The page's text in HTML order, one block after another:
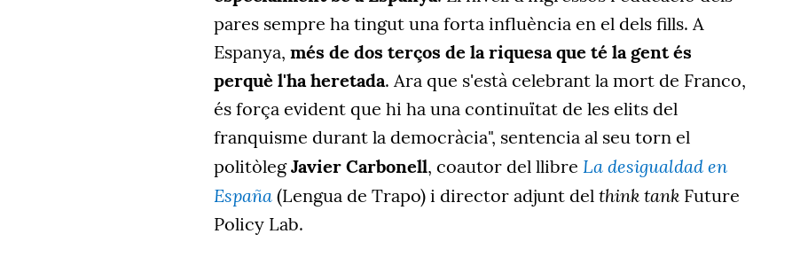
pares sempre ha tingut una forta influència en el dels fills. A
Espanya, més de dos terços de la riquesa que té la gent és
perquè l'ha heretada. Ara que s'està celebrant la mort de Franco,
és força evident que hi ha una continuïtat de les elits del
franquisme durant la democràcia", sentencia al seu torn el
politòlegJavier Carbonell, coautor del llibre La desigualdad en
España (Lengua de Trapo) i director adjunt del think tank Future
Policy Lab.